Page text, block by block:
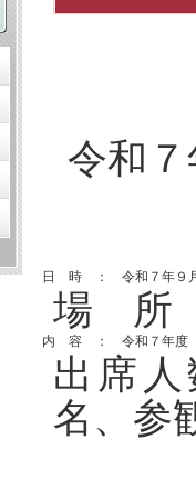
令和
日　時　：　令和７年
場 所
内　容　：　令和７年
出席
名、参